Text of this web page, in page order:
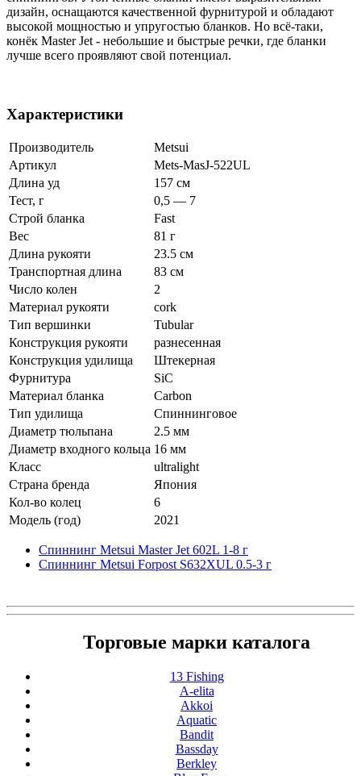
дизайн, оснащаются качественной фурнитурой и обладают
высокой мощностью и упругостью бланков. Но всё-таки,
конёк Master Jet - небольшие и быстрые речки, где бланки
лучше всего проявляют свой потенциал.
Характеристики
Производитель
Metsui
Артикул
Mets-MasJ-522UL
Длина уд
157 см
Тест, г
0,5 — 7
Строй бланка
Fast
Вес
81 г
Длина рукояти
23.5 см
Транспортная длина
83 см
Число колен
2
Материал рукояти
cork
Тип вершинки
Tubular
Конструкция рукояти
разнесенная
Конструкция удилища
Штекерная
Фурнитура
SiC
Материал бланка
Carbon
Тип удилища
Спиннинговое
Диаметр тюльпана
2.5 мм
Диаметр входного кольца 16 мм
Класс
ultralight
Страна бренда
Япония
Кол-во колец
6
Модель (год)
2021
Спиннинг Metsui Master Jet 602L 1-8 г
Спиннинг Metsui Forpost S632XUL 0.5-3 г
Торговые марки каталога
13 Fishing
A-elita
Akkoi
Aquatic
Bandit
Bassday
Berkley